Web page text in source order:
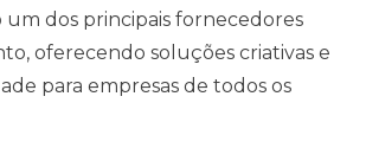
um dos principais fornecedores
oferecendo soluções criativas e
para empresas de todos os